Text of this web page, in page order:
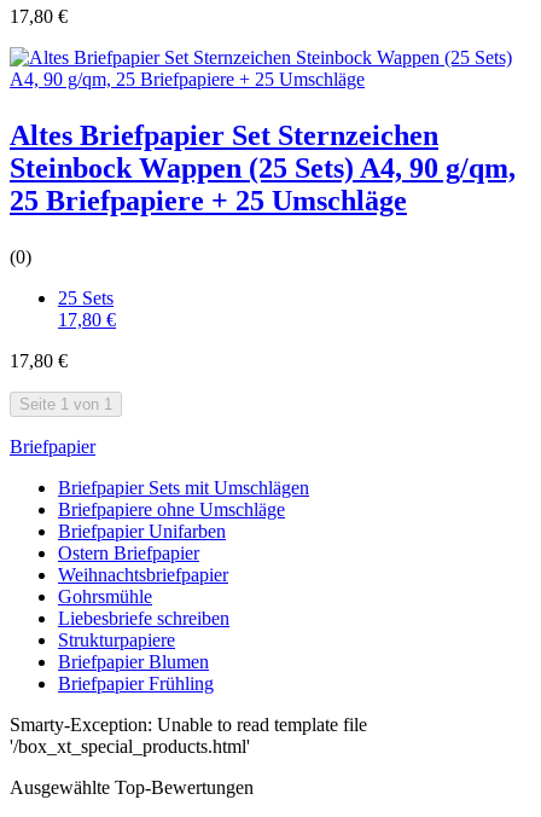
17,80 €
Altes Briefpapier Set Sternzeichen
Steinbock Wappen (25 Sets) A4, 90 g/qm,
25 Briefpapiere + 25 Umschläge
(0)
25 Sets
17,80 €
17,80 €
Seite 1 von 1
Briefpapier
Briefpapier Sets mit Umschlägen
Briefpapiere ohne Umschläge
Briefpapier Unifarben
Ostern Briefpapier
Weihnachtsbriefpapier
Gohrsmühle
Liebesbriefe schreiben
Strukturpapiere
Briefpapier Blumen
Briefpapier Frühling
Smarty-Exception: Unable to read template file
'/box_xt_special_products.html'
Ausgewählte Top-Bewertungen